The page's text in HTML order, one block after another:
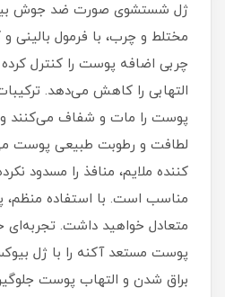
ژل شستشوی صورت ضد جوش
مختلط و چرب، با فرمول بالینی
چربی اضافه پوست را کنترل
التهابی را کاهش می‌دهد.
پوست را مات و شفاف می‌کنند
لطافت و رطوبت طبیعی پوست
کننده ملایم، منافذ را مسدود
مناسب است. با استفاده
متعادل خواهید داشت. تجربه‌ای
پوست مستعد آکنه را با ژل
براق شدن و التهاب پوست